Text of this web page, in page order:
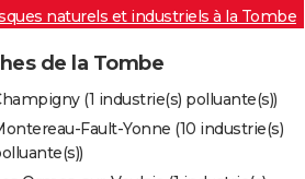
naturels et industriels à la Tombe
de la Tombe
(1 industrie(s) polluante(s))
Fault-Yonne (10 industrie(s)